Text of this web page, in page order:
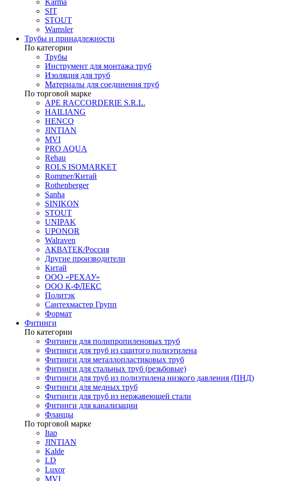
Karma
SIT
STOUT
Wamsler
Трубы и принадлежности
По категории
Трубы
Инструмент для монтажа труб
Изоляция для труб
Материалы для соединения труб
По торговой марке
APE RACCORDERIE S.R.L.
HAILIANG
HENCO
JINTIAN
MVI
PRO AQUA
Rehau
ROLS ISOMARKET
Rommer/Китай
Rothenberger
Sanha
SINIKON
STOUT
UNIPAK
UPONOR
Walraven
АКВАТЕК/Россия
Другие производители
Китай
ООО «РЕХАУ»
ООО К-ФЛЕКС
Политэк
Сантехмастер Групп
Формат
Фитинги
По категории
Фитинги для полипропиленовых труб
Фитинги для труб из сшитого полиэтилена
Фитинги для металлопластиковых труб
Фитинги для стальных труб (резьбовые)
Фитинги для труб из полиэтилена низкого давления (ПНД)
Фитинги для медных труб
Фитинги для труб из нержавеющей стали
Фитинги для канализации
Фланцы
По торговой марке
Itap
JINTIAN
Kalde
LD
Luxor
MVI